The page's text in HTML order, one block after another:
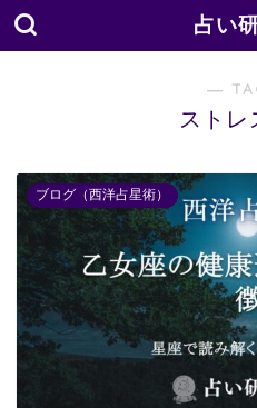
占い
―
ストレ
ブログ（西洋占星術）